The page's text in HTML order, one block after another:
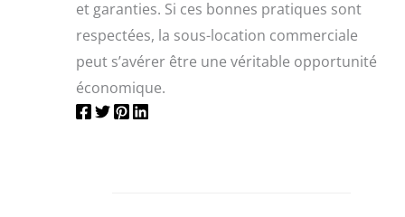
et garanties. Si ces bonnes pratiques sont
respectées, la sous-location commerciale
peut s’avérer être une véritable opportunité
économique.